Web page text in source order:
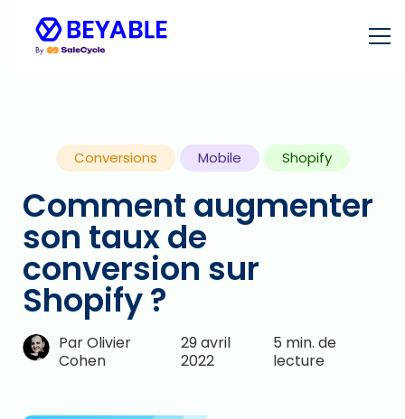
Conversions Mobile Shopify
Comment augmenter
son taux de
conversion sur
Shopify ?
Par Olivier
Cohen
29 avril
2022
5 min. de
lecture